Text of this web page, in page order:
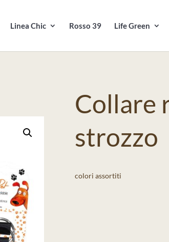
Linea Chic Rosso 39 Life Green
Collare
strozzo
colori assortiti